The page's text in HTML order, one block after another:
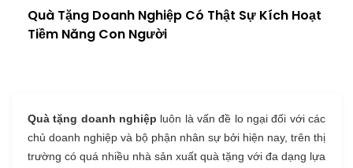
Quà Tặng Doanh Nghiệp Có Thật Sự Kích Hoạt
Tiềm Năng Con Người
Quà tặng doanh nghiệp luôn là vấn đề lo ngại đối với các
chủ doanh nghiệp và bộ phận nhân sự bởi hiện nay, trên thị
trường có quá nhiều nhà sản xuất quà tặng với đa dạng lựa